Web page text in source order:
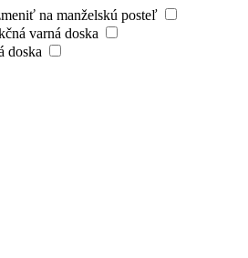
na manželskú posteľ
varná doska
doska